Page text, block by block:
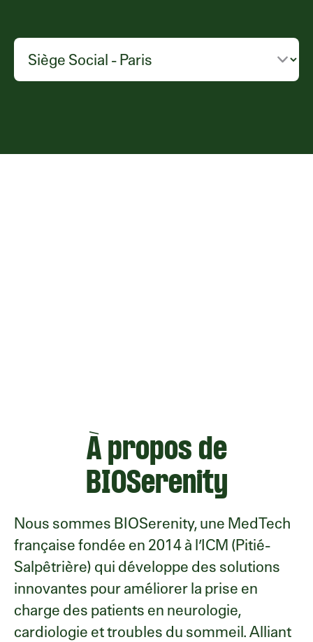
À propos de
BIOSerenity
Nous sommes BIOSerenity, une MedTech
française fondée en 2014 à l’ICM (Pitié-
Salpêtrière) qui développe des solutions
innovantes pour améliorer la prise en
charge des patients en neurologie,
cardiologie et troubles du sommeil. Alliant